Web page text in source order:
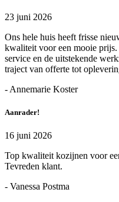
23 juni 2026
Ons hele huis heeft frisse
kwaliteit voor een mooie
service en de uitstekende
traject van offerte tot
- Annemarie Koster
Aanrader!
16 juni 2026
Top kwaliteit kozijnen voor
Tevreden klant.
- Vanessa Postma